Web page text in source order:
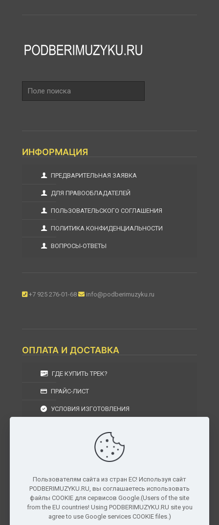
поиска
ИНФОРМАЦИЯ
ПРЕДВАРИТЕЛЬНАЯ ЗАЯВКА
ДЛЯ ПРАВООБЛАДАТЕЛЕЙ
ПОЛЬЗОВАТЕЛЬСКОГО СОГЛАШЕНИЯ
ПОЛИТИКА КОНФИДЕНЦИАЛЬНОСТИ
ВОПРОСЫ-ОТВЕТЫ
+7 925 276-01-68 info@podberimuzyku.ru
ОПЛАТА И ДОСТАВКА
ГДЕ КУПИТЬ ТРЕК?
ПРАЙС-ЛИСТ
УСЛОВИЯ ИЗГОТОВЛЕНИЯ
УСЛОВИЯ ВОЗВРАТА
г. Москва, Московская область, Центральный
федеральный округ, РФ, Россия
Пользователям сайта из стран ЕС! Используя сайт
PODBERIMUZYKU.RU, вы соглашаетесь использовать
файлы COOKIE для сервисов Google.(Users of the site
from the EU countries! Using PODBERIMUZYKU.RU site you
agree to use Google services COOKIE files.)